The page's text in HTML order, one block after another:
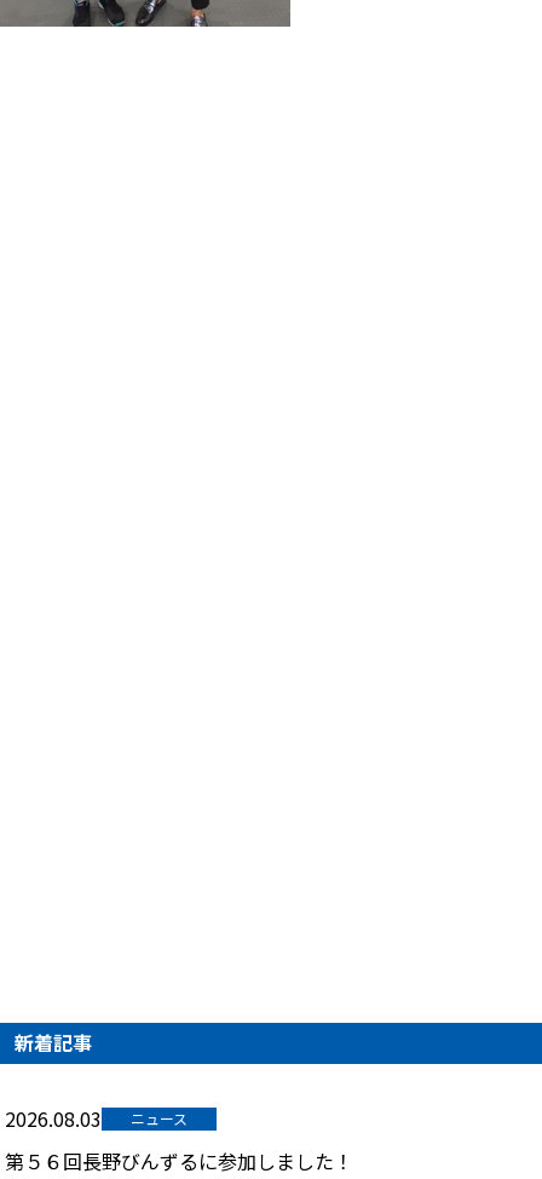
新着記事
2026.08.03 ニュース
第５６回長野びんずるに参加しました！